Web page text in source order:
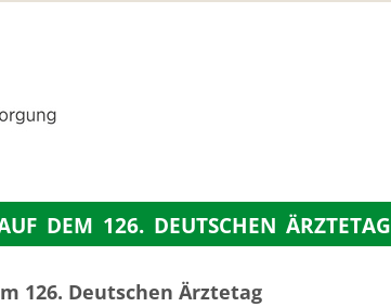
DEM 126. DEUTSCHEN ÄRZTETAG
126. Deutschen Ärztetag